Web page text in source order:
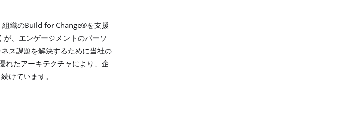
組織のBuild for Change®を支援
が、エンゲージメントのパーソ
ス課題を解決するために当社の
れたアーキテクチャにより、企
けています。